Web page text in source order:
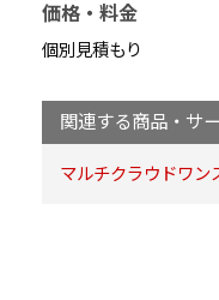
価格・料金
個別見積もり
関連する商品・サ
マルチクラウドワン